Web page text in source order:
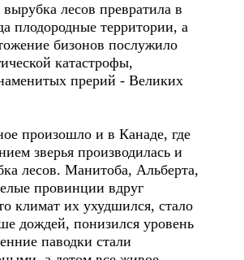
лесов превратила в
плодородные территории, а
бизонов послужило
катастрофы,
прерий - Великих
произошло и в Канаде, где
зверья производилась и
лесов. Манитоба, Альберта,
провинции вдруг
климат их ухудшился, стало
дождей, понизился уровень
паводки стали